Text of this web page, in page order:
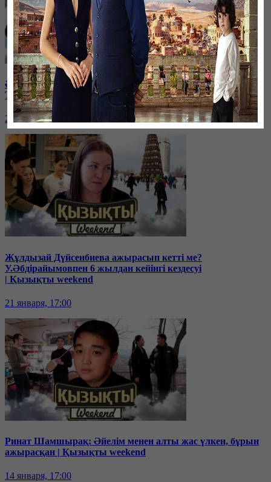
Әнші-композитор Ұшқын Жамалбек пен жұбайы Жайна
Толқынмен эксклюзив сұхбат | Қызықты weekend
28 января, 17:00
Жұлдызай Дүйсенбиева ажырасып кетті ме?
У.Әбдірайымовпен 6 жылдан кейінгі кездесуі
| Қызықты weekend
21 января, 17:00
Ринат Шамшырақ: Әйелім менен алты жас үлкен, бұрын
ажырасқан | Қызықты weekend
14 января, 17:00